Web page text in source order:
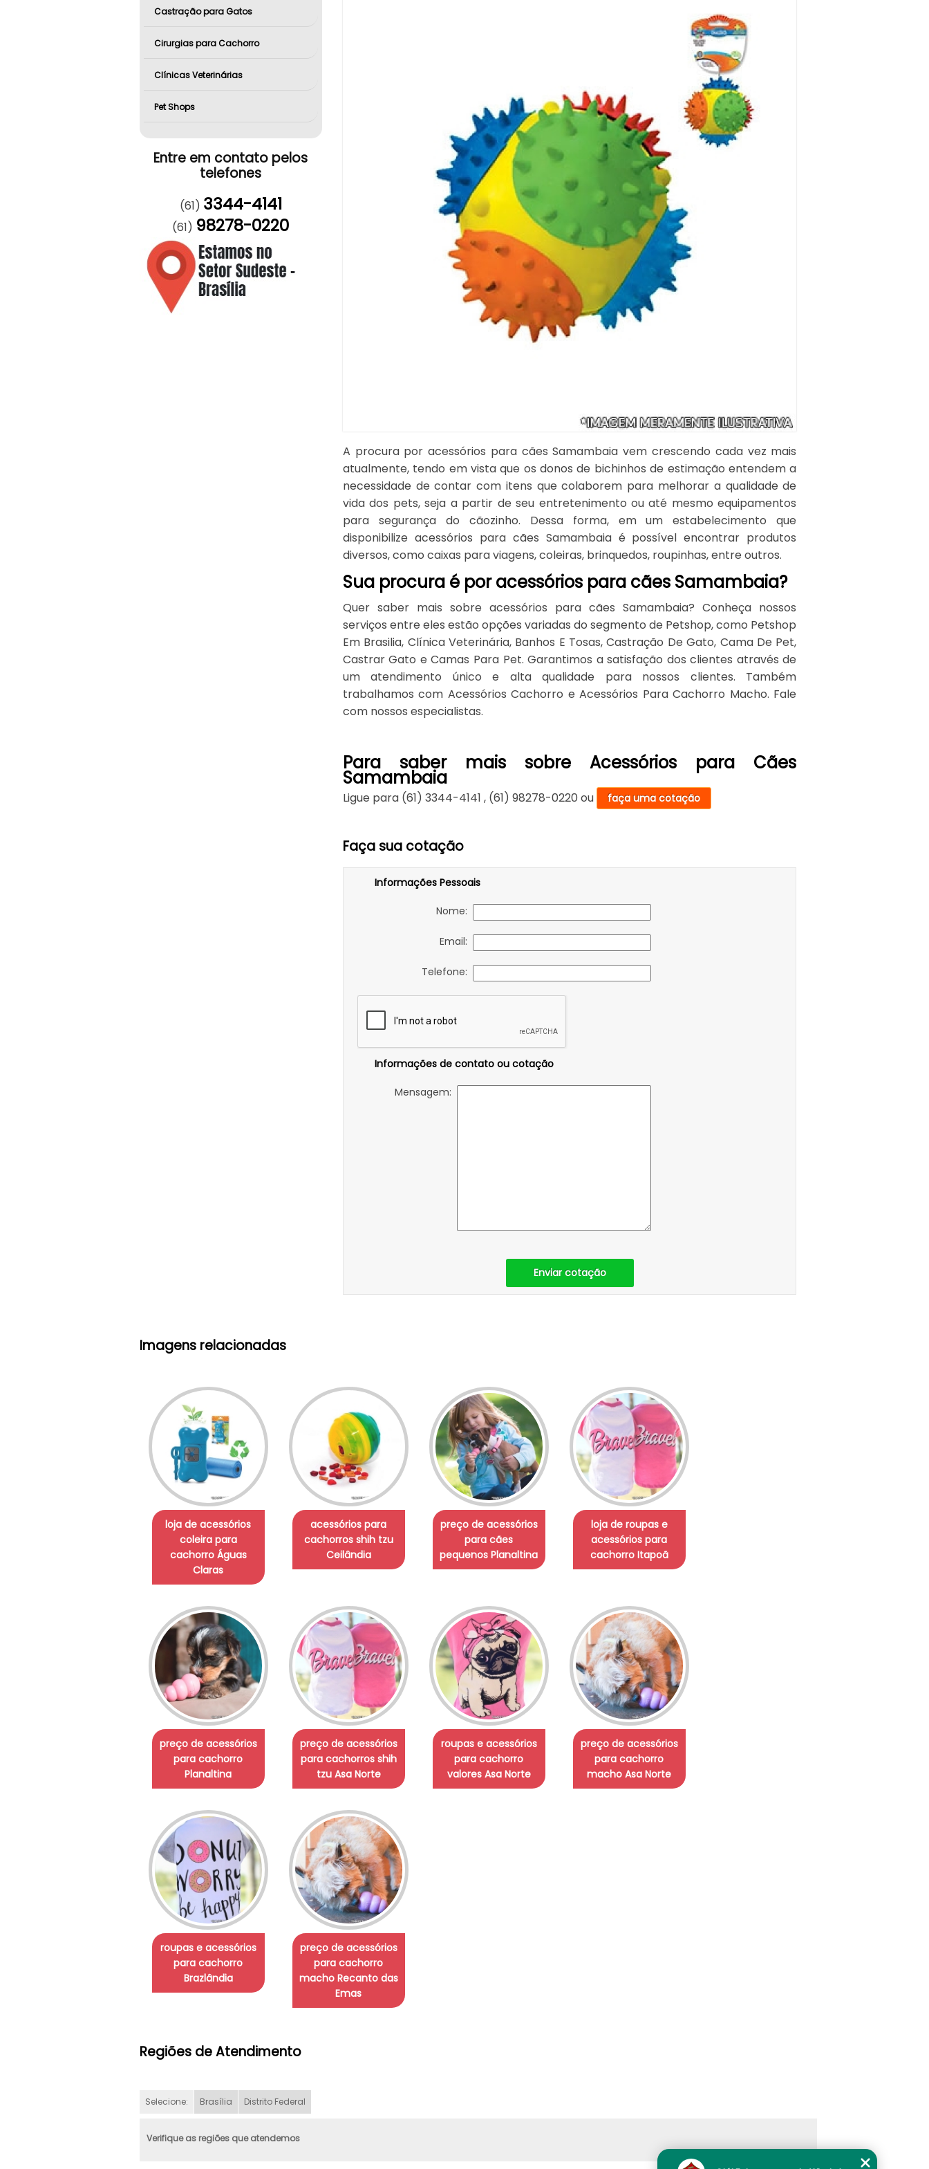
Castração para Gatos
Cirurgias para Cachorro
Clínicas Veterinárias
Pet Shops
Entre em contato pelos
telefones
(61) 3344-4141
(61) 98278-0220
A procura por acessórios para cães Samambaia vem crescendo cada vez mais
atualmente, tendo em vista que os donos de bichinhos de estimação entendem a
necessidade de contar com itens que colaborem para melhorar a qualidade de
vida dos pets, seja a partir de seu entretenimento ou até mesmo equipamentos
para segurança do cãozinho. Dessa forma, em um estabelecimento que
disponibilize acessórios para cães Samambaia é possível encontrar produtos
diversos, como caixas para viagens, coleiras, brinquedos, roupinhas, entre outros.
Sua procura é por acessórios para cães Samambaia?
Quer saber mais sobre acessórios para cães Samambaia? Conheça nossos
serviços entre eles estão opções variadas do segmento de Petshop, como Petshop
Em Brasilia, Clínica Veterinária, Banhos E Tosas, Castração De Gato, Cama De Pet,
Castrar Gato e Camas Para Pet. Garantimos a satisfação dos clientes através de
um atendimento único e alta qualidade para nossos clientes. Também
trabalhamos com Acessórios Cachorro e Acessórios Para Cachorro Macho. Fale
com nossos especialistas.
Para saber mais sobre Acessórios para Cães
Samambaia
Ligue para (61) 3344-4141 , (61) 98278-0220 ou faça uma cotação
Faça sua cotação
Informações Pessoais
Nome:
Email:
Telefone:
Informações de contato ou cotação
Mensagem:
Enviar cotação
Imagens relacionadas
loja de acessórios
coleira para
cachorro Águas
Claras
acessórios para
cachorros shih tzu
Ceilândia
preço de acessórios
para cães
pequenos Planaltina
loja de roupas e
acessórios para
cachorro Itapoã
preço de acessórios
para cachorro
Planaltina
preço de acessórios
para cachorros shih
tzu Asa Norte
roupas e acessórios
para cachorro
valores Asa Norte
preço de acessórios
para cachorro
macho Asa Norte
roupas e acessórios
para cachorro
Brazlândia
preço de acessórios
para cachorro
macho Recanto das
Emas
Regiões de Atendimento
Selecione: Brasília Distrito Federal
Verifique as regiões que atendemos